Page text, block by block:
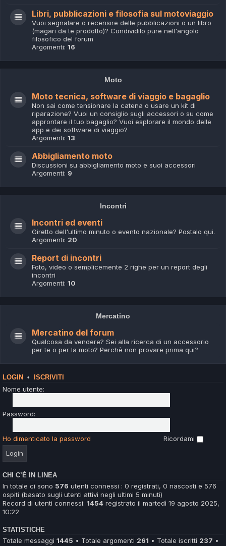
Libri, pubblicazioni e filosofia sul motoviaggio
Vuoi segnalare o recensire delle pubblicazioni o un libro
(magari da te prodotto)? Condividilo pure nell'angolo
filosofico del forum
Argomenti: 16
Moto
Moto tecnica, software di viaggio e bagaglio
Non sai come tensionare la catena o usare un kit di
riparazione? Vuoi un consiglio sugli accessori o su come
approntare il tuo bagaglio? Vuoi esplorare il mondo delle
app e dei software di viaggio?
Argomenti: 13
Abbigliamento moto
Discussioni su abbigliamento moto e suoi accessori
Argomenti: 9
Incontri
Incontri ed eventi
Giretto dell'ultimo minuto o evento nazionale? Postalo qui.
Argomenti: 20
Report di incontri
Foto, video o semplicemente 2 righe per un report degli
incontri
Argomenti: 10
Mercatino
Mercatino del forum
Qualcosa da vendere? Sei alla ricerca di un accessorio
per te o per la moto? Perchè non provare prima qui?
LOGIN • ISCRIVITI
Nome utente:
Password:
Ho dimenticato la password Ricordami
CHI C’È IN LINEA
In totale ci sono 576 utenti connessi : 0 registrati, 0 nascosti e 576
ospiti (basato sugli utenti attivi negli ultimi 5 minuti)
Record di utenti connessi: 1454 registrato il martedì 19 agosto 2025,
10:22
STATISTICHE
Totale messaggi 1445 • Totale argomenti 261 • Totale iscritti 237 •